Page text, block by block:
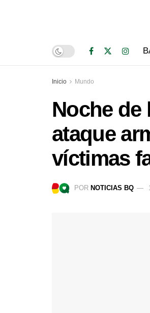
Inicio Mundo
Noche
ataque
víctimas
POR NOTICIAS BQ